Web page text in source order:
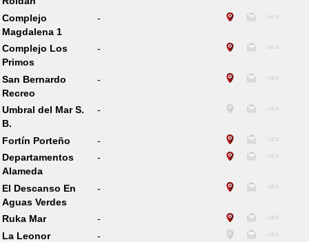
Complejo
Magdalena 1
-
Complejo Los
Primos
-
San Bernardo
Recreo
-
Umbral del Mar S.
B.
-
Fortín Porteño
-
Departamentos
Alameda
-
El Descanso En
Aguas Verdes
-
Ruka Mar
-
La Leonor
-